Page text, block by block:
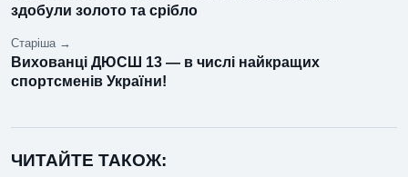
здобули золото та срібло
Старіша →
Вихованці ДЮСШ 13 — в числі найкращих
спортсменів України!
ЧИТАЙТЕ ТАКОЖ: